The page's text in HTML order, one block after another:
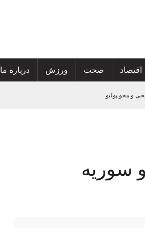
اقتصاد صحت ورزش درباره ما
و محو پولیو
سوریه